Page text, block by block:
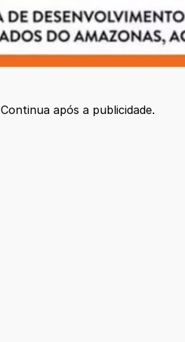
Continua após a publicidade.